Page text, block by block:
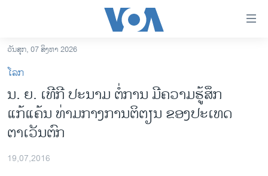
ເຂົ້າ
ຫາ
ຂ້າມ
ຂ້າມ
ໄປ
ຫາ
ຊອກ
ອາເມຣິກາ
ການເລືອກຕັ້ງ ປະທານາທີບໍດີ ສະຫະລັດ 2024
ວັນສຸກ, 07 ສິງຫາ 2026
ໂລກ
ນ. ຍ. ເທີ​ກີ ປະນາມ ຕໍ່ການ ມີຄວາມຮູ້ສຶກ
ແກ້ແຄ້ນ ທ່າມກາງການຕິຕຽນ ຂອງປະເທດ
ຕາເວັນຕົກ
19,07,2016